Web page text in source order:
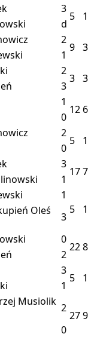
3
5 1
d
2
9 3
1
2
3 3
3
1
12 6
0
2
5 1
0
3
177
1
1
5
1
Oleś
3
0
228
2
3
5 1
1
Musiolik 2
279
0